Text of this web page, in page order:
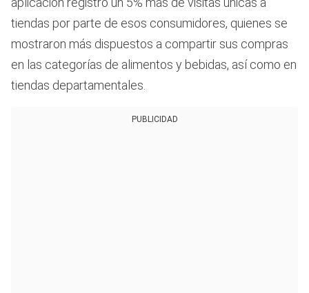
tiendas por parte de esos consumidores, quienes se
mostraron más dispuestos a compartir sus compras
en las categorías de alimentos y bebidas, así como en
tiendas departamentales.
PUBLICIDAD